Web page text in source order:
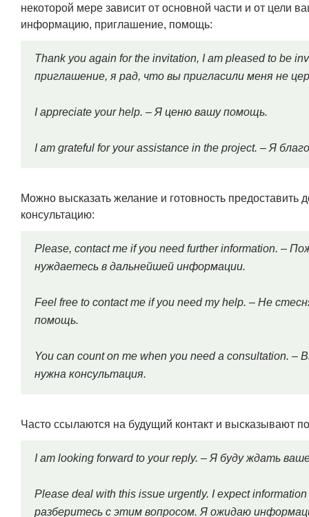
некоторой мере зависит от основной части и от цели
информацию, приглашение, помощь:
Thank you again for the invitation, I am pleased to be
приглашение, я рад, что вы пригласили меня не
I appreciate your help. – Я ценю вашу помощь.
I am grateful for your assistance in the project. – Я
Можно высказать желание и готовность
консультацию:
Please, contact me if you need further information. –
нуждаетесь в дальнейшей информации.
Feel free to contact me if you need my help. – Не
помощь.
You can count on me when you need a consultation.
нужна консультация.
Часто ссылаются на будущий контакт и высказывают
I am looking forward to your reply. – Я буду ждать
Please deal with this issue urgently. I expect
разберитесь с этим вопросом. Я ожидаю